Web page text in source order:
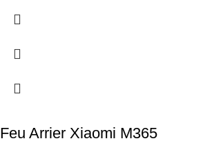
Feu Arrier Xiaomi M365